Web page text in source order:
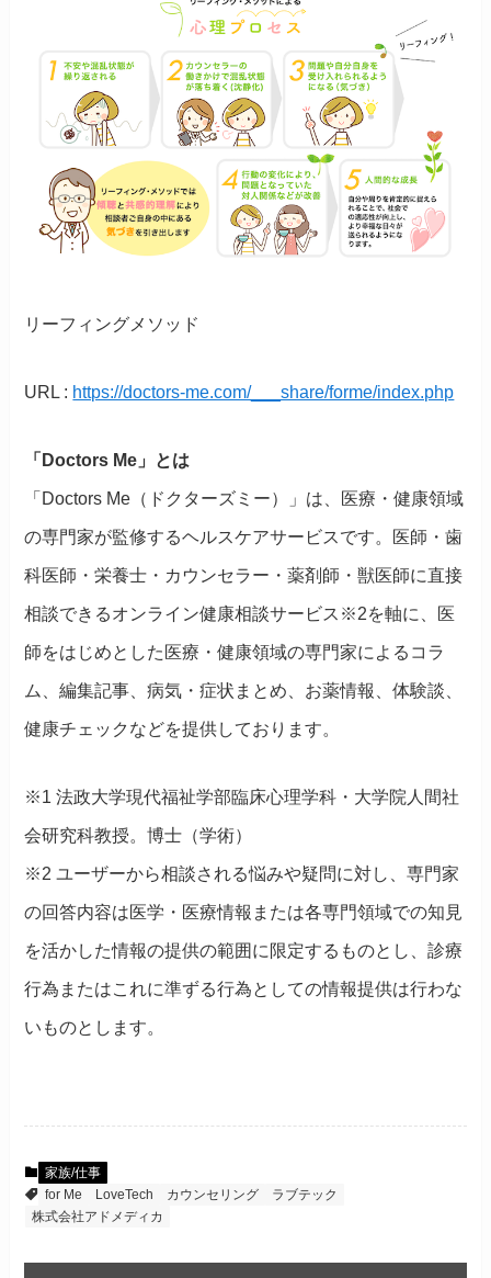
リーフィングメソッド
URL : https://doctors-me.com/___share/forme/index.php
「Doctors Me」とは
「Doctors Me（ドクターズミー）」は、医療・健康領域
の専門家が監修するヘルスケアサービスです。医師・歯
科医師・栄養士・カウンセラー・薬剤師・獣医師に直接
相談できるオンライン健康相談サービス※2を軸に、医
師をはじめとした医療・健康領域の専門家によるコラ
ム、編集記事、病気・症状まとめ、お薬情報、体験談、
健康チェックなどを提供しております。
※1 法政大学現代福祉学部臨床心理学科・大学院人間社
会研究科教授。博士（学術）
※2 ユーザーから相談される悩みや疑問に対し、専門家
の回答内容は医学・医療情報または各専門領域での知見
を活かした情報の提供の範囲に限定するものとし、診療
行為またはこれに準ずる行為としての情報提供は行わな
いものとします。
家族/仕事
for Me
LoveTech カウンセリング
ラブテック
株式会社アドメディカ